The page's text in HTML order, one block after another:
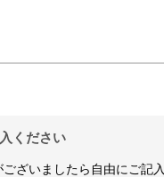
ください
ざいましたら自由にご記入